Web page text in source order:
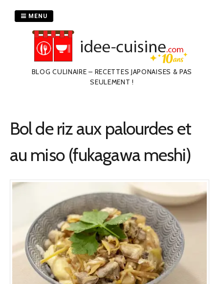
BLOG CULINAIRE – RECETTES JAPONAISES & PAS
SEULEMENT !
MENU
Bol de riz aux palourdes et
au miso (fukagawa meshi)